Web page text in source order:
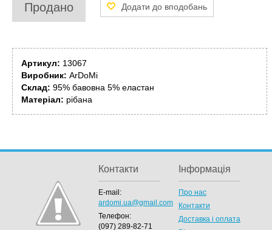
Продано
Артикул: 13067
Виробник: ArDoMi
Склад: 95% бавовна 5% еластан
Матеріал: рібана
Контакти
E-mail:
ardomi.ua@gmail.com
Телефон:
(097) 289-82-71
Інформація
Про нас
Контакти
Доставка і оплата